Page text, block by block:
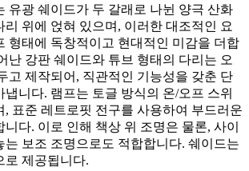
유광 쉐이드가 두 갈래로 나뉜 양극 산화
리 위에 얹혀 있으며, 이러한 대조적인 요
형태에 독창적이고 현대적인 미감을 더합
난 강판 쉐이드와 튜브 형태의 다리는 오
고 제작되어, 직관적인 기능성을 갖춘 단
냅니다. 램프는 토글 방식의 온/오프 스위
, 표준 레트로핏 전구를 사용하여 부드러운
다. 이로 인해 책상 위 조명은 물론, 사이
는 보조 조명으로도 적합합니다. 쉐이드는
로 제공됩니다.